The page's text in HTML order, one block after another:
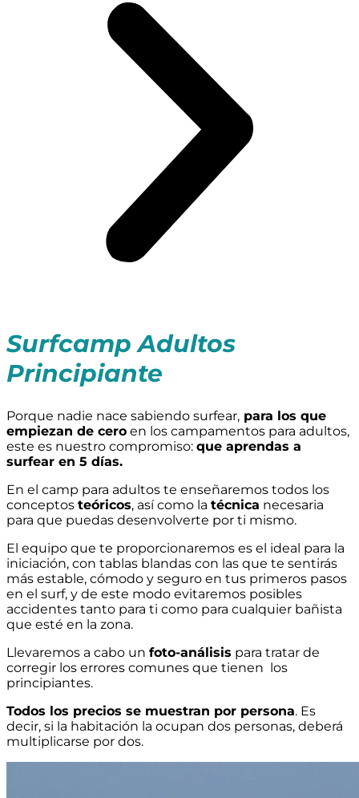
Surfcamp Adultos
Principiante
Porque nadie nace sabiendo surfear, para los que
empiezan de cero en los campamentos para adultos,
este es nuestro compromiso: que aprendas a
surfear en 5 días.
En el camp para adultos te enseñaremos todos los
conceptos teóricos, así como la técnica necesaria
para que puedas desenvolverte por ti mismo.
El equipo que te proporcionaremos es el ideal para la
iniciación, con tablas blandas con las que te sentirás
más estable, cómodo y seguro en tus primeros pasos
en el surf, y de este modo evitaremos posibles
accidentes tanto para ti como para cualquier bañista
que esté en la zona.
Llevaremos a cabo un foto-análisis para tratar de
corregir los errores comunes que tienen los
principiantes.
Todos los precios se muestran por persona. Es
decir, si la habitación la ocupan dos personas, deberá
multiplicarse por dos.